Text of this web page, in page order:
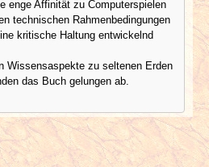
enge Affinität zu Computerspielen
technischen Rahmenbedingungen
kritische Haltung entwickelnd
Wissensaspekte zu seltenen Erden
das Buch gelungen ab.